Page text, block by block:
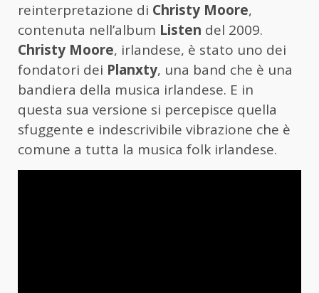
reinterpretazione di Christy Moore,
contenuta nell’album Listen del 2009.
Christy Moore, irlandese, è stato uno dei
fondatori dei Planxty, una band che è una
bandiera della musica irlandese. E in
questa sua versione si percepisce quella
sfuggente e indescrivibile vibrazione che è
comune a tutta la musica folk irlandese.